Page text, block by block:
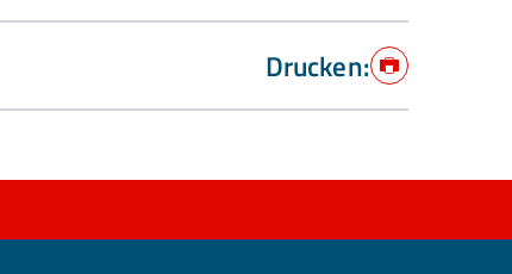
Drucken: Drucken